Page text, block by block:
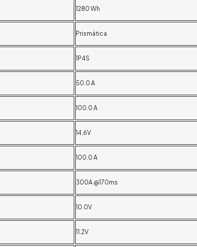
1280 Wh
Prismática
1P4S
50.0 A
100.0 A
14.6V
100.0 A
300A @170ms
10.0V
11.2V